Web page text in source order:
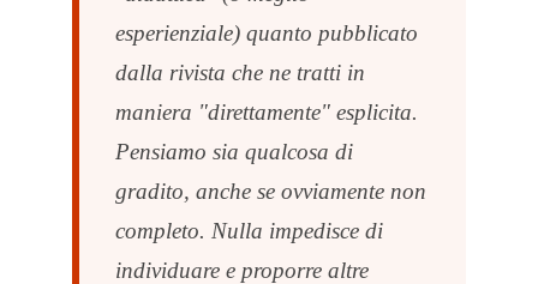
esperienziale) quanto pubblicato
dalla rivista che ne tratti in
maniera "direttamente" esplicita.
Pensiamo sia qualcosa di
gradito, anche se ovviamente non
completo. Nulla impedisce di
individuare e proporre altre